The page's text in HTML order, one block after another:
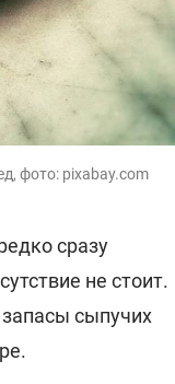
фото: pixabay.com
сразу
не стоит.
сыпучих